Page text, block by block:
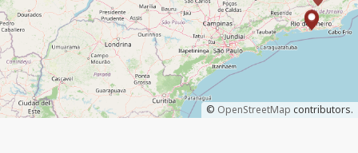
© OpenStreetMap contributors.